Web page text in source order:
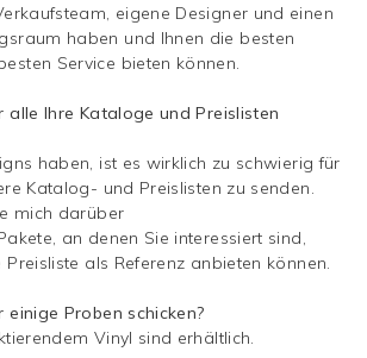
eigene Designer und einen
haben und Ihnen die besten
Service bieten können.
alle Ihre Kataloge und Preislisten
haben, ist es wirklich zu schwierig für
Katalog- und Preislisten zu senden.
mich darüber
an denen Sie interessiert sind,
als Referenz anbieten können.
einige Proben schicken?
Vinyl sind erhältlich.